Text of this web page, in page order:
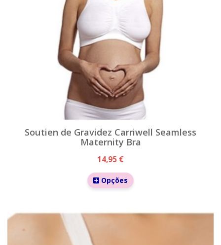
Soutien de Gravidez Carriwell Seamless
Maternity Bra
14,95 €
Opções